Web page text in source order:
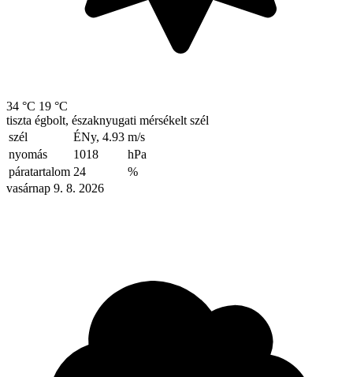
34 °C 19 °C
tiszta égbolt, északnyugati mérsékelt szél
szél
ÉNy, 4.93 m/s
nyomás
1018
hPa
páratartalom 24
%
vasárnap 9. 8. 2026